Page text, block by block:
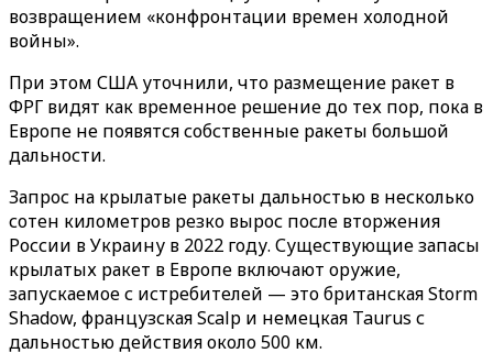
возвращением «‎конфронтации времен холодной
войны»‎.
При этом США уточнили, что размещение ракет в
ФРГ видят как временное решение до тех пор, пока в
Европе не появятся собственные ракеты большой
дальности.
Запрос на крылатые ракеты дальностью в несколько
сотен километров резко вырос после вторжения
России в Украину в 2022 году. Существующие запасы
крылатых ракет в Европе включают оружие,
запускаемое с истребителей — это британская Storm
Shadow, французская Scalp и немецкая Taurus с
дальностью действия около 500 км.